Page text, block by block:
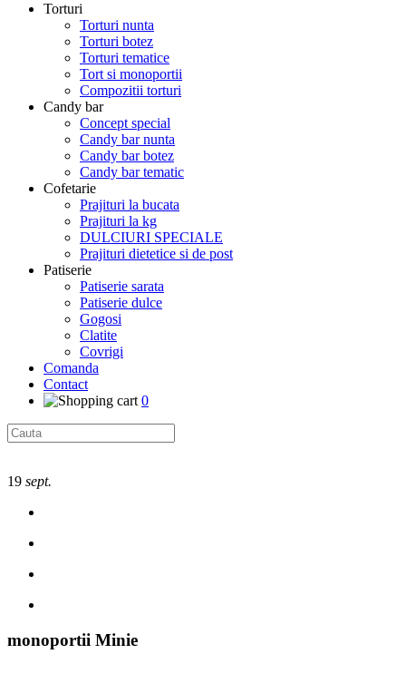
Torturi
Torturi nunta
Torturi botez
Torturi tematice
Tort si monoportii
Compozitii torturi
Candy bar
Concept special
Candy bar nunta
Candy bar botez
Candy bar tematic
Cofetarie
Prajituri la bucata
Prajituri la kg
DULCIURI SPECIALE
Prajituri dietetice si de post
Patiserie
Patiserie sarata
Patiserie dulce
Gogosi
Clatite
Covrigi
Comanda
Contact
0
19 sept.
monoportii Minie